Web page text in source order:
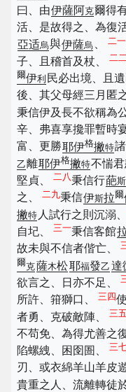
曰、由伊薩阿克爾得
活、是故得之、為復
亞适烏與伊薩烏 、 二一
子、且稽首及杖、
二二
爾伊利 民必出境、且
後、其父母經三月匿
秉信伊及長不欲稱為
辛、弗喜享攙罪暫時
富、更勝耶伊格撇特
乙離耶伊格撇特不惴
堅貞、
二八 秉信行葩斯
之、
二九秉信伊斯拉爾
撇特 人試行之則沉溺、
自圮、
三一秉信客館
故未與不信者偕亡、
爾克薩木松耶福發乙 達
欲言之、日亦不足、
所許、箝獅口、
三四
者勇、克破敵陣、
三五
不苟免、為得尤善之
陷螺絏、困囹圄、 三
刃、或衣綿羊山羊皮
貴重之人、流離轉徒